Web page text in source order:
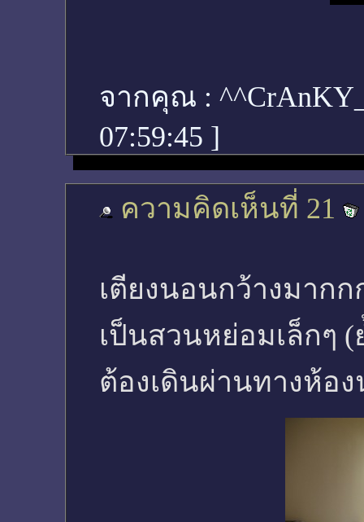
จากคุณ :
07:59:45 ]
ความคิดเห็นที่ 21
เตียงนอนกว้างมาก
เป็นสวนหย่อมเล็กๆ
ต้องเดินผ่านทางห้อ